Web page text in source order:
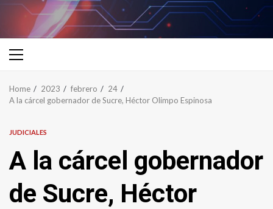
Home 2023 febrero
24
A la cárcel gobernador de Sucre, Héctor Olimpo Espinosa
JUDICIALES
A la cárcel gobernador
de Sucre, Héctor